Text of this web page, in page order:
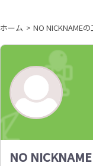
ホーム NO NICKNAME
NO NICKNAME